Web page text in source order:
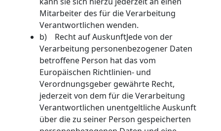
Mitarbeiter des für die Verarbeitung
Verantwortlichen wenden.
b) Recht auf AuskunftJede von der
Verarbeitung personenbezogener Daten
betroffene Person hat das vom
Europäischen Richtlinien- und
Verordnungsgeber gewährte Recht,
jederzeit von dem für die Verarbeitung
Verantwortlichen unentgeltliche Auskunft
über die zu seiner Person gespeicherten